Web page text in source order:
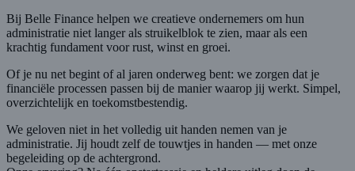
Bij Belle Finance helpen we creatieve ondernemers om hun
administratie niet langer als struikelblok te zien, maar als een
krachtig fundament voor rust, winst en groei.
Of je nu net begint of al jaren onderweg bent: we zorgen dat je
financiële processen passen bij de manier waarop jij werkt. Simpel,
overzichtelijk en toekomstbestendig.
We geloven niet in het volledig uit handen nemen van je
administratie. Jij houdt zelf de touwtjes in handen — met onze
begeleiding op de achtergrond.